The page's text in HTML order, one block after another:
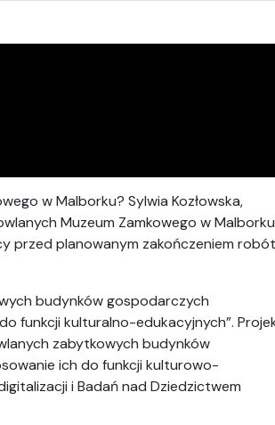
w Malborku? Sylwia Kozłowska,
Muzeum Zamkowego w
przed planowanym zakończeniem robót
budynków gospodarczych
funkcji kulturalno-edukacyjnych”.
zabytkowych budynków
ich do funkcji kulturowo-
i Badań nad Dziedzictwem